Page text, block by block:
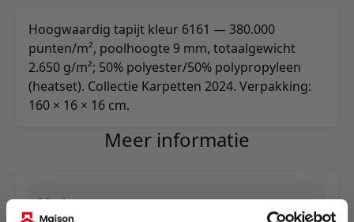
Hoogwaardig tapijt kleur 6161 — 380.000
punten/m², poolhoogte 9 mm, totaalgewicht
2.650 g/m²; 50% polyester/50% polypropyleen
(heatset). Collectie Karpetten 2024. Verpakking:
160 × 16 × 16 cm.
Meer informatie
Merk